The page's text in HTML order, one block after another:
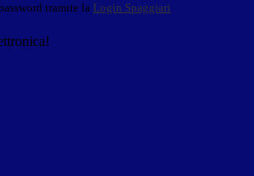
tramite la Login Spaggiari